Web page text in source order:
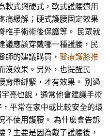
軟式與硬式，軟式護腰適用
痛緩解；硬式護腰固定效果
椎手術術後保護等。 民眾就
議應該穿戴哪一種護腰，民
師的建議購買， 醫療護膝推
沒效果。另外，也提醒民
背帶綁緊，才有效果。 別過
亮也說，通常他會建議手術
平常在家中或比較安全的環
不使用護腰。 為什麼會告訴
？主要是因為戴了護腰後，